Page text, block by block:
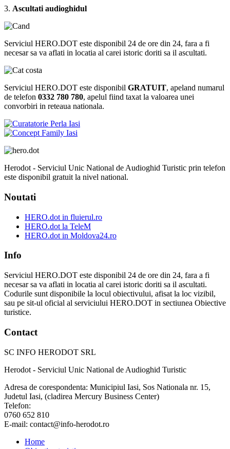
3. Ascultati audioghidul
Serviciul HERO.DOT este disponibil 24 de ore din 24, fara a fi
necesar sa va aflati in locatia al carei istoric doriti sa il ascultati.
Serviciul HERO.DOT este disponibil GRATUIT, apeland numarul
de telefon 0332 780 780, apelul fiind taxat la valoarea unei
convorbiri in reteaua nationala.
Herodot - Serviciul Unic National de Audioghid Turistic prin telefon
este disponibil gratuit la nivel national.
Noutati
HERO.dot in fluierul.ro
HERO.dot la TeleM
HERO.dot in Moldova24.ro
Info
Serviciul HERO.DOT este disponibil 24 de ore din 24, fara a fi
necesar sa va aflati in locatia al carei istoric doriti sa il ascultati.
Codurile sunt disponibile la locul obiectivului, afisat la loc vizibil,
sau pe sit-ul oficial al serviciului HERO.DOT in sectiunea Obiective
turistice.
Contact
SC INFO HERODOT SRL
Herodot - Serviciul Unic National de Audioghid Turistic
Adresa de corespondenta: Municipiul Iasi, Sos Nationala nr. 15,
Judetul Iasi, (cladirea Mercury Business Center)
Telefon:
0760 652 810
E-mail: contact@info-herodot.ro
Home